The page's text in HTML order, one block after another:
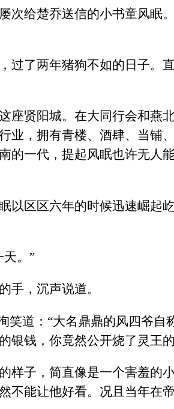
次给楚乔送信的小书童风
过了两年猪狗不如的日子
座贤阳城。在大同行会和燕
业，拥有青楼、酒肆、当铺
的一代，提起风眠也许无
以区区六年的时候迅速崛
。”
手，沉声说道。
笑道：“大名鼎鼎的风四爷
银钱，你竟然公开烧了灵王
样子，简直像是一个害羞
不能让他好看。况且当年在